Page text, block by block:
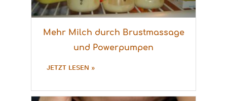
Mehr Milch durch Brustmassage
und Powerpumpen
JETZT LESEN »